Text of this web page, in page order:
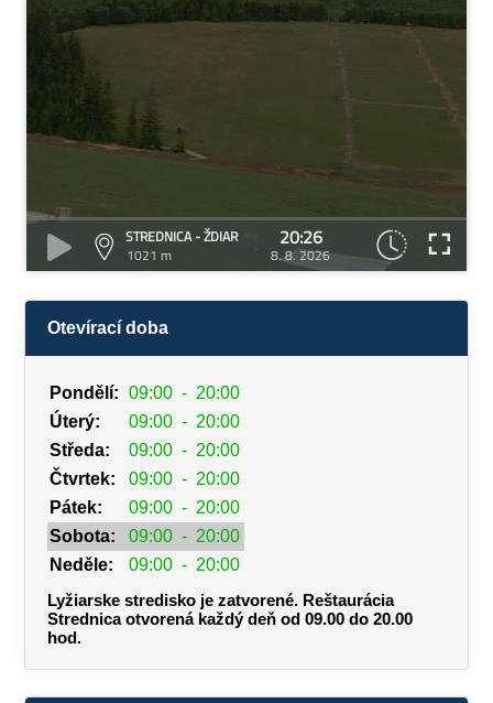
STREDNICA - ŽDIAR
1021 m
20:26
8. 8. 2026
Otevírací doba
Pondělí: 09:00 - 20:00
Úterý:
09:00 - 20:00
Středa:
09:00 - 20:00
Čtvrtek:
09:00 - 20:00
Pátek:
09:00 - 20:00
Sobota:
09:00 - 20:00
Neděle:
09:00 - 20:00
Lyžiarske stredisko je zatvorené. Reštaurácia
Strednica otvorená každý deň od 09.00 do 20.00
hod.